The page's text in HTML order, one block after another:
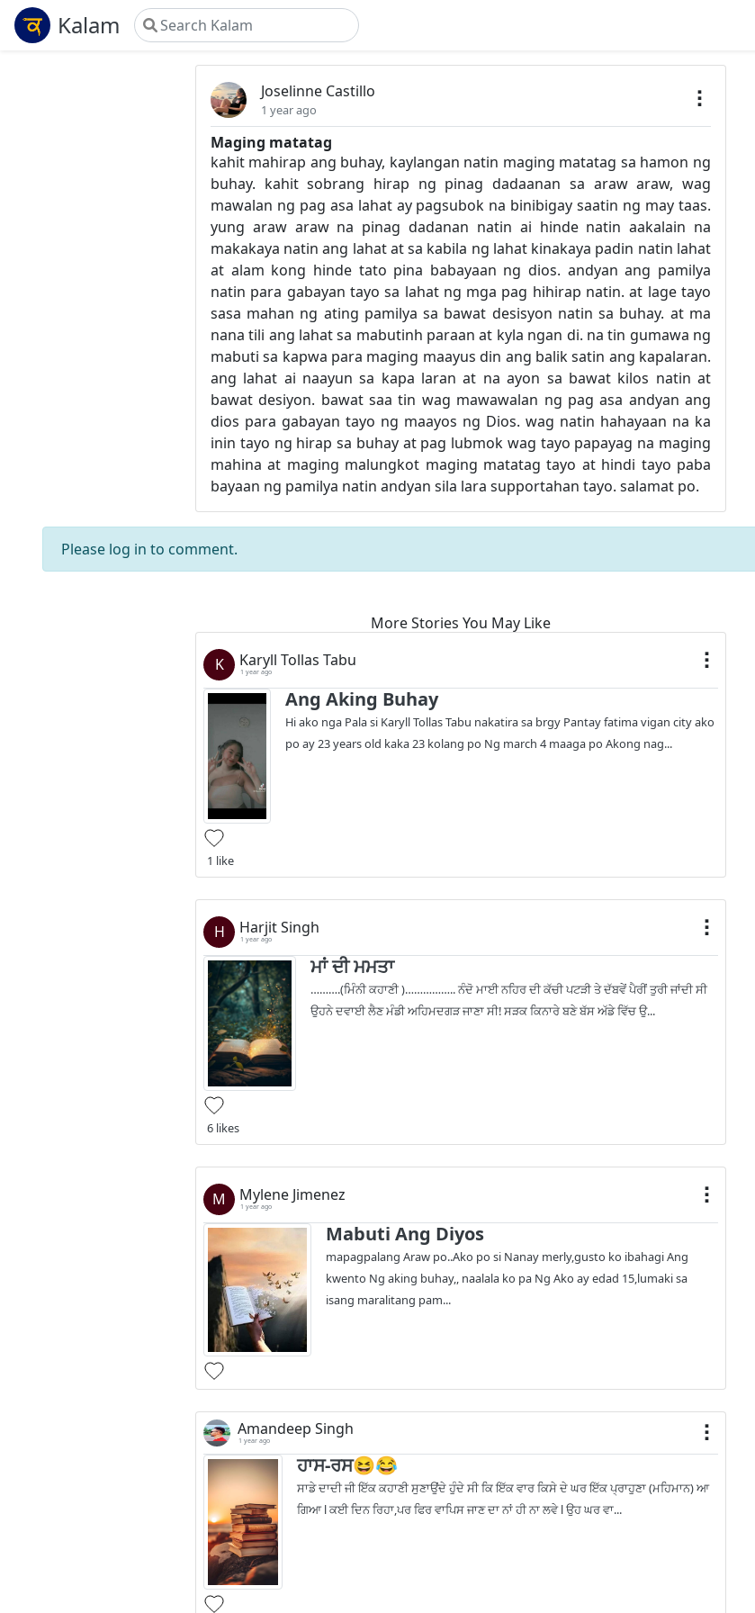
Kalam
Joselinne Castillo
1 year ago
Maging matatag
kahit mahirap ang buhay, kaylangan natin maging matatag sa hamon ng
buhay. kahit sobrang hirap ng pinag dadaanan sa araw araw, wag
mawalan ng pag asa lahat ay pagsubok na binibigay saatin ng may taas.
yung araw araw na pinag dadanan natin ai hinde natin aakalain na
makakaya natin ang lahat at sa kabila ng lahat kinakaya padin natin lahat
at alam kong hinde tato pina babayaan ng dios. andyan ang pamilya
natin para gabayan tayo sa lahat ng mga pag hihirap natin. at lage tayo
sasa mahan ng ating pamilya sa bawat desisyon natin sa buhay. at ma
nana tili ang lahat sa mabutinh paraan at kyla ngan di. na tin gumawa ng
mabuti sa kapwa para maging maayus din ang balik satin ang kapalaran.
ang lahat ai naayun sa kapa laran at na ayon sa bawat kilos natin at
bawat desiyon. bawat saa tin wag mawawalan ng pag asa andyan ang
dios para gabayan tayo ng maayos ng Dios. wag natin hahayaan na ka
inin tayo ng hirap sa buhay at pag lubmok wag tayo papayag na maging
mahina at maging malungkot maging matatag tayo at hindi tayo paba
bayaan ng pamilya natin andyan sila lara supportahan tayo. salamat po.
Please log in to comment.
More Stories You May Like
K Karyll Tollas Tabu
1 year ago
Ang Aking Buhay
Hi ako nga Pala si Karyll Tollas Tabu nakatira sa brgy Pantay fatima vigan city ako
po ay 23 years old kaka 23 kolang po Ng march 4 maaga po Akong nag...
1 like
H Harjit Singh
1 year ago
ਮਾਂ ਦੀ ਮਮਤਾ
……….(ਮਿੰਨੀ ਕਹਾਣੀ )…………….. ਨੰਦੋ ਮਾਈ ਨਹਿਰ ਦੀ ਕੱਚੀ ਪਟੜੀ ਤੇ ਦੱਬਵੇਂ ਪੈਰੀਂ ਤੁਰੀ ਜਾਂਦੀ ਸੀ
ਉਹਨੇ ਦਵਾਈ ਲੈਣ ਮੰਡੀ ਅਹਿਮਦਗੜ ਜਾਣਾ ਸੀ! ਸੜਕ ਕਿਨਾਰੇ ਬਣੇ ਬੱਸ ਅੱਡੇ ਵਿੱਚ ਉ...
6 likes
M Mylene Jimenez
1 year ago
Mabuti Ang Diyos
mapagpalang Araw po..Ako po si Nanay merly,gusto ko ibahagi Ang
kwento Ng aking buhay,, naalala ko pa Ng Ako ay edad 15,lumaki sa
isang maralitang pam...
Amandeep Singh
1 year ago
ਹਾਸ-ਰਸ😆😂
ਸਾਡੇ ਦਾਦੀ ਜੀ ਇੱਕ ਕਹਾਣੀ ਸੁਣਾਉਂਦੇ ਹੁੰਦੇ ਸੀ ਕਿ ਇੱਕ ਵਾਰ ਕਿਸੇ ਦੇ ਘਰ ਇੱਕ ਪ੍ਰਾਹੁਣਾ (ਮਹਿਮਾਨ) ਆ
ਗਿਆ l ਕਈ ਦਿਨ ਰਿਹਾ,ਪਰ ਫਿਰ ਵਾਪਿਸ ਜਾਣ ਦਾ ਨਾਂ ਹੀ ਨਾ ਲਵੇ l ਉਹ ਘਰ ਵਾ...